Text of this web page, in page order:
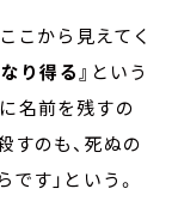
こから見えてく
り得る』 という
名前を残すの
すのも、死ぬの
す」という。